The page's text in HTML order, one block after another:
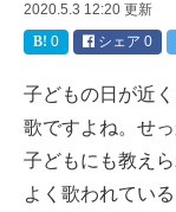
2020.5.3 12:20 更新
0
シェア 0
子どもの日が近
歌ですよね。せ
子どもにも教え
よく歌われてい